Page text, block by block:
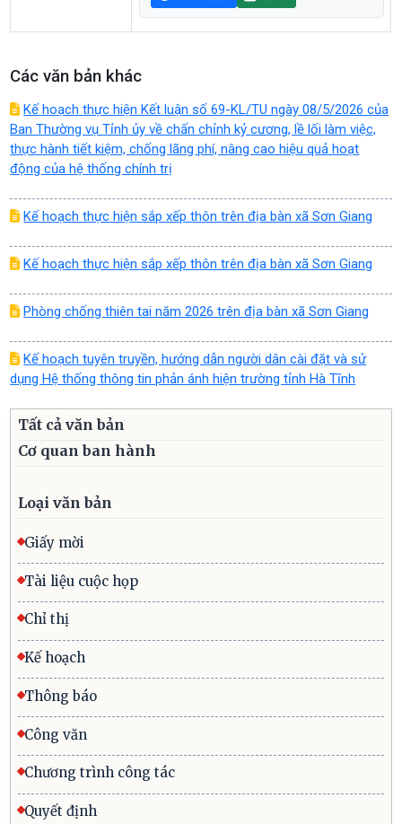
Các văn bản khác
Kế hoạch thực hiện Kết luận số 69-KL/TU ngày 08/5/2026 của
Ban Thường vụ Tỉnh ủy về chấn chỉnh kỷ cương, lề lối làm việc,
thực hành tiết kiệm, chống lãng phí, nâng cao hiệu quả hoạt
động của hệ thống chính trị
Kế hoạch thực hiện sắp xếp thôn trên địa bàn xã Sơn Giang
Kế hoạch thực hiện sắp xếp thôn trên địa bàn xã Sơn Giang
Phòng chống thiên tai năm 2026 trên địa bàn xã Sơn Giang
Kế hoạch tuyên truyền, hướng dẫn người dân cài đặt và sử
dụng Hệ thống thông tin phản ánh hiện trường tỉnh Hà Tĩnh
Tất cả văn bản
Cơ quan ban hành
Loại văn bản
Giấy mời
Tài liệu cuộc họp
Chỉ thị
Kế hoạch
Thông báo
Công văn
Chương trình công tác
Quyết định